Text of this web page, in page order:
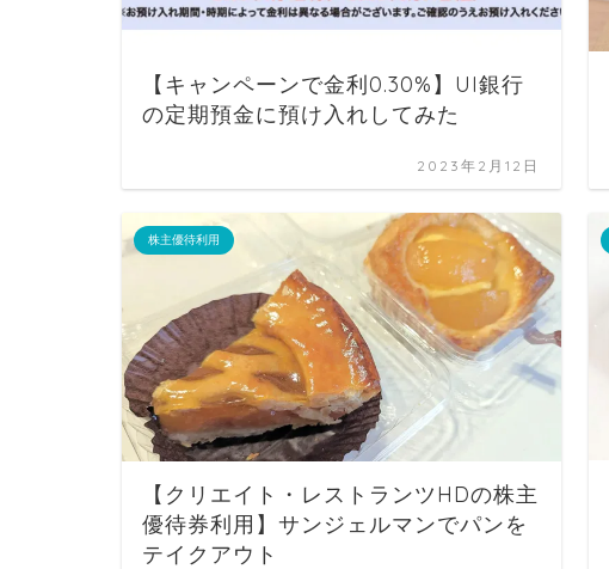
【キャンペーンで金利0.30%】UI銀行
の定期預金に預け入れしてみた
2023年2月12日
株主優待利用
【クリエイト・レストランツHDの株主
優待券利用】サンジェルマンでパンを
テイクアウト